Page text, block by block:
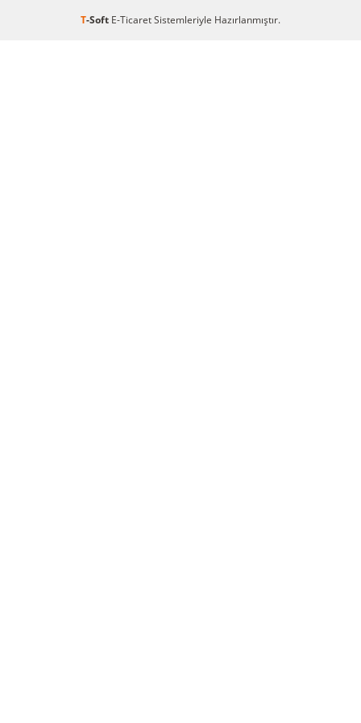
T-Soft E-TicaretSistemleriyle Hazırlanmıştır.